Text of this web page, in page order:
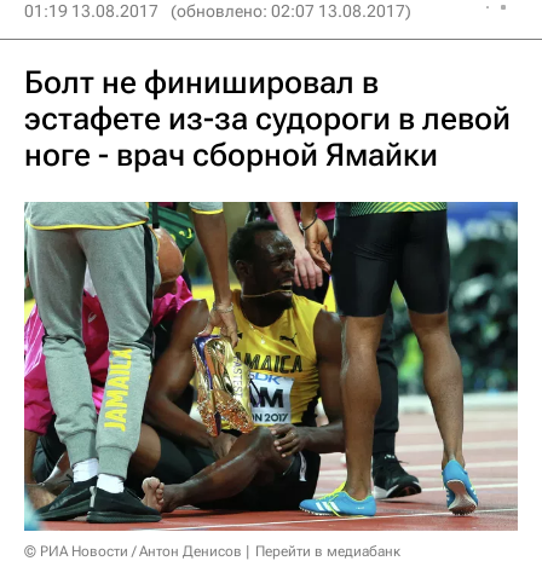
01:19 13.08.2017 (обновлено: 02:07 13.08.2017)
Болт не финишировал в
эстафете из-за судороги в левой
ноге - врач сборной Ямайки
© РИА Новости / Антон Денисов Перейти в медиабанк